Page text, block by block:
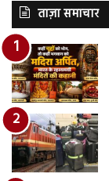
ताज़ा समाचार